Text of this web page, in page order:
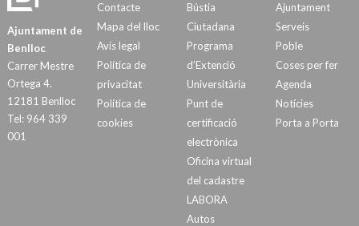
Ajuntament de
Benlloc
Carrer Mestre
Ortega 4.
12181 Benlloc
Tel: 964 339
001
Contacte
Mapa del lloc
Avís legal
Política de
privacitat
Política de
cookies
Bústia
Ciutadana
Programa
d’Extenció
Universitària
Punt de
certificació
electrònica
Oficina virtual
del cadastre
LABORA
Autos
Ajuntament
Serveis
Poble
Coses per fer
Agenda
Notícies
Porta a Porta